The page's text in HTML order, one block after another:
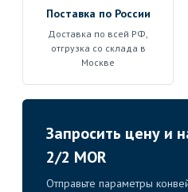
Поставка по России
Доставка по всей РФ,
отгрузка со склада в
Москве
Запросить цену и
2/2 MOR
Отправьте параметры